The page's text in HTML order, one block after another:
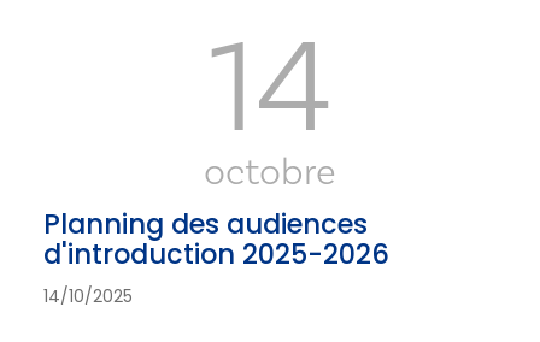
14
octobre
Planning des audiences
d'introduction 2025-2026
14/10/2025